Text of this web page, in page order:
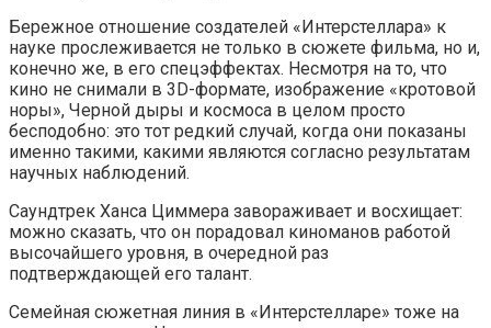
Бережное отношение создателей «Интерстеллара» к
науке прослеживается не только в сюжете фильма, но и,
конечно же, в его спецэффектах. Несмотря на то, что
кино не снимали в 3D-формате, изображение «кротовой
норы», Черной дыры и космоса в целом просто
бесподобно: это тот редкий случай, когда они показаны
именно такими, какими являются согласно результатам
научных наблюдений.
Саундтрек Ханса Циммера завораживает и восхищает:
можно сказать, что он порадовал киноманов работой
высочайшего уровня, в очередной раз
подтверждающей его талант.
Семейная сюжетная линия в «Интерстелларе» тоже на